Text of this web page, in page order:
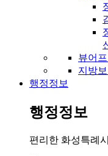
뷰어
지방
행정정보
행정정보
편리한 화성특례